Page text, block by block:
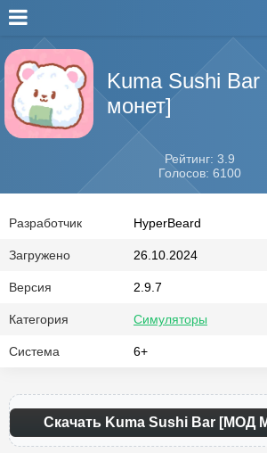
Kuma Sushi
монет]
Рейтинг: 3.9
Голосов: 6100
Разработчик HyperBeard
Загружено 26.10.2024
Версия 2.9.7
Категория Симуляторы
Система 6+
Скачать Kuma Sushi Bar [МОД